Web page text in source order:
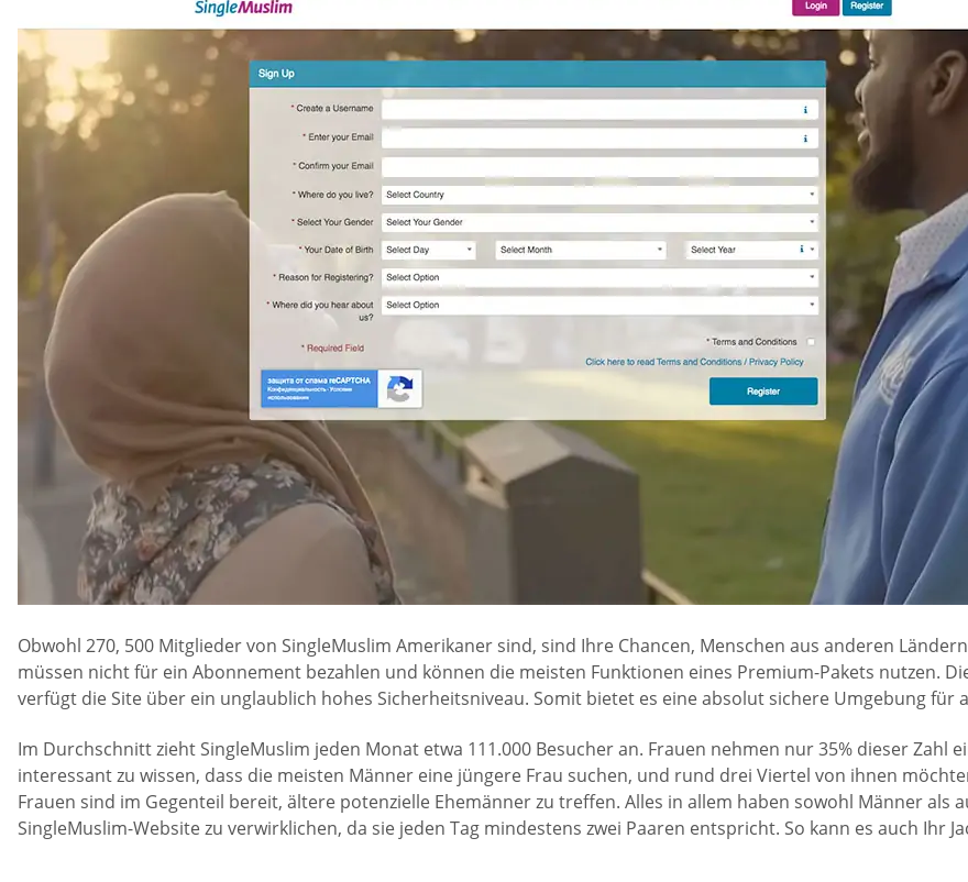
Obwohl 270, 500 Mitglieder von SingleMuslim Amerikaner sind, sind Ihre Chancen, Menschen aus anderen
müssen nicht für ein Abonnement bezahlen und können die meisten Funktionen eines Premium-Pakets nutzen.
verfügt die Site über ein unglaublich hohes Sicherheitsniveau. Somit bietet es eine absolut sichere Umgebung für
Im Durchschnitt zieht SingleMuslim jeden Monat etwa 111.000 Besucher an. Frauen nehmen nur 35% dieser
interessant zu wissen, dass die meisten Männer eine jüngere Frau suchen, und rund drei Viertel von ihnen
Frauen sind im Gegenteil bereit, ältere potenzielle Ehemänner zu treffen. Alles in allem haben sowohl Männer als
SingleMuslim-Website zu verwirklichen, da sie jeden Tag mindestens zwei Paaren entspricht. So kann es auch Ihr